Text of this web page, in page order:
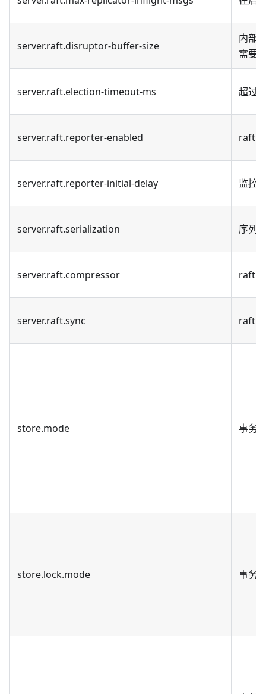
server.raft.disruptor-buffer-size
内部
需要
server.raft.election-timeout-ms 超过
server.raft.reporter-enabled raft
server.raft.reporter-initial-delay 监控
server.raft.serialization 序列
server.raft.compressor
server.raft.sync
store.mode 事务
store.lock.mode 事务